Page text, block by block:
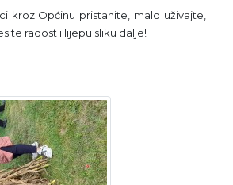
kroz Općinu pristanite, malo uživajte,
radost i lijepu sliku dalje!